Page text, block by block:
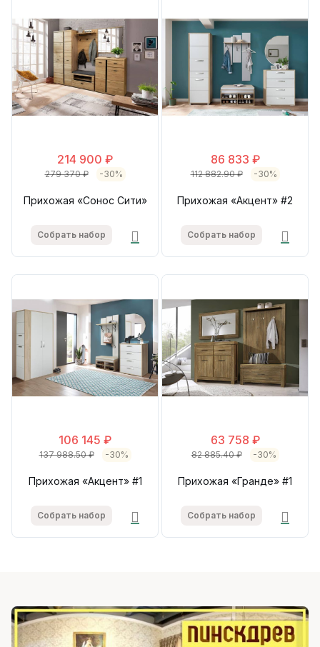
214 900 ₽
279 370 ₽ -30%
Прихожая «Сонос Сити»
Собрать набор
86 833 ₽
112 882.90 ₽ -30%
Прихожая «Акцент» #2
Собрать набор
106 145 ₽
137 988.50 ₽ -30%
Прихожая «Акцент» #1
Собрать набор
63 758 ₽
82 885.40 ₽ -30%
Прихожая «Гранде» #1
Собрать набор